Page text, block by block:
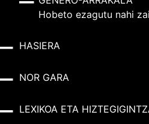
Hobeto ezagutu nahi
HASIERA
NOR GARA
LEXIKOA ETA